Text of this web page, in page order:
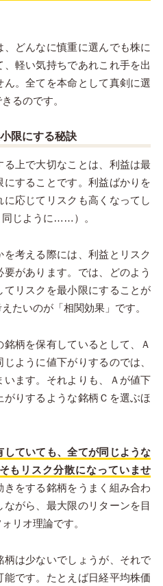
どんなに慎重に選んでも株に
、軽い気持ちであれこれ手を出
。全てを本命として真剣に選
るのです。
限にする秘訣
上で大切なことは、利益は最
することです。利益ばかりを
応じてリスクも高くなってし
同じように……）。
考える際には、利益とリスク
があります。では、どのよう
リスクを最小限にすることが
たいのが「相関効果」です。
柄を保有しているとして、Ａ
ように値下がりするのでは、
ます。それよりも、Ａが値下
りするような銘柄Ｃを選ぶほ
していても、全てが同じような
もリスク分散になっていませ
をする銘柄をうまく組み合わ
がら、最大限のリターンを目
リオ理論です。
は少ないでしょうが、それで
能です。たとえば日経平均株価